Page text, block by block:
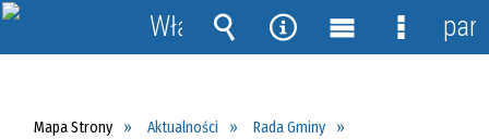
Mapa Strony Aktualności
Rada Gminy
Włącz
powiadomienia
Wyszukiwarka
Narzędzia
MenuMenu